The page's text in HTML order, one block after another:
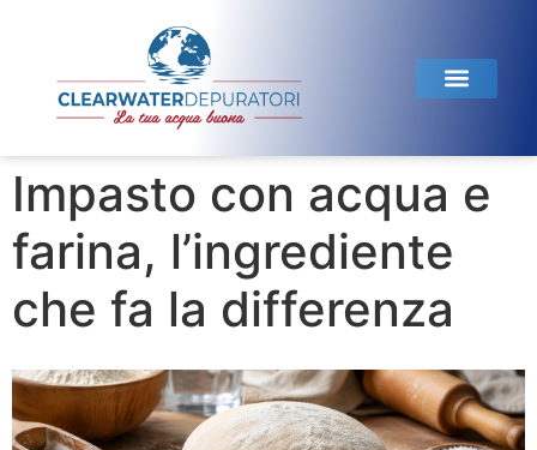
Impasto con acqua e
farina, l’ingrediente
che fa la differenza